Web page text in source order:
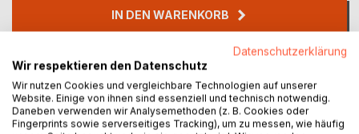
IN DEN WARENKORB
Auf die Merkliste
Titel bewerten
Datenschutzerklärung
Wir respektieren den Datenschutz
Wir nutzen Cookies und vergleichbare Technologien auf unserer
Website. Einige von ihnen sind essenziell und technisch notwendig.
Daneben verwenden wir Analysemethoden (z. B. Cookies oder
Fingerprints sowie serverseitiges Tracking), um zu messen, wie häufig